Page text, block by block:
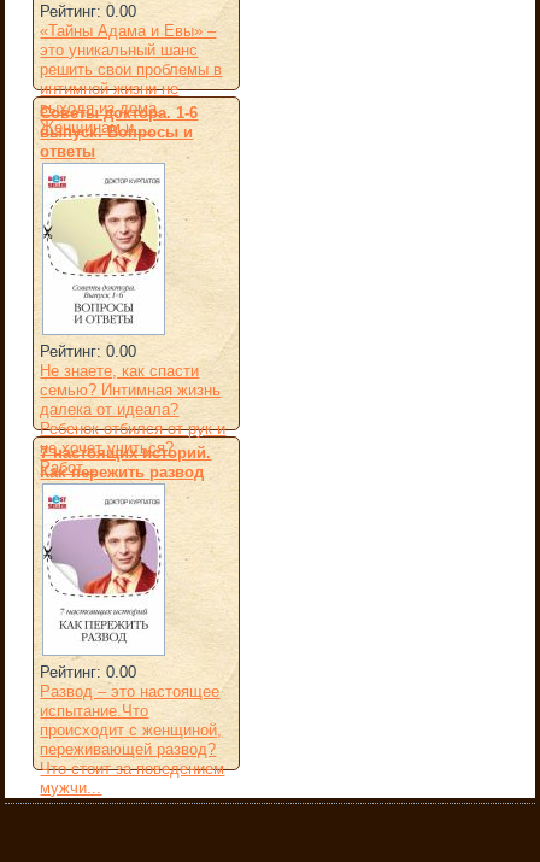
Рейтинг: 0.00
«Тайны Адама и Евы» –
это уникальный шанс
решить свои проблемы в
интимной жизни не
выходя из дома.
Женщинам и ...
Советы доктора. 1-6
выпуск. Вопросы и
ответы
Рейтинг: 0.00
Не знаете, как спасти
семью? Интимная жизнь
далека от идеала?
Ребенок отбился от рук и
не хочет учиться?
Работ...
7 настоящих историй.
Как пережить развод
Рейтинг: 0.00
Развод – это настоящее
испытание.Что
происходит с женщиной,
переживающей развод?
Что стоит за поведением
мужчи...